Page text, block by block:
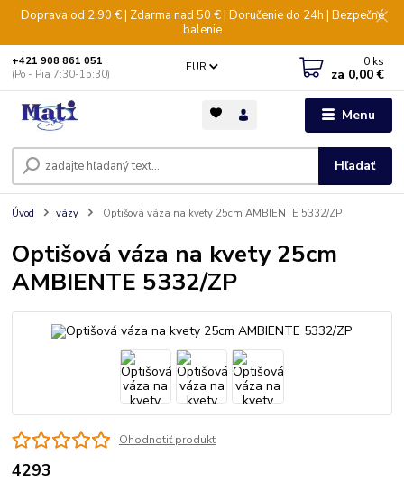
Doprava od 2,90 € | Zdarma nad 50 € | Doručenie do 24h | Bezpečné
balenie
Menu
EUR
Hľadať
+421 908 861 051
(Po - Pia 7:30-15:30)
0 ks
za 0,00 €
Úvod vázy Optišová váza na kvety 25cm AMBIENTE 5332/ZP
Optišová váza na kvety 25cm
AMBIENTE 5332/ZP
Ohodnotiť produkt
4293